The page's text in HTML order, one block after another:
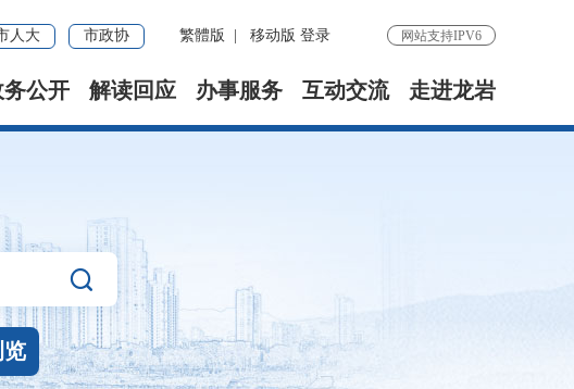
人大 市政协 繁體版 移动版 登录 网站支持IPV6
务公开 解读回应 办事服务 互动交流 走进龙岩

览